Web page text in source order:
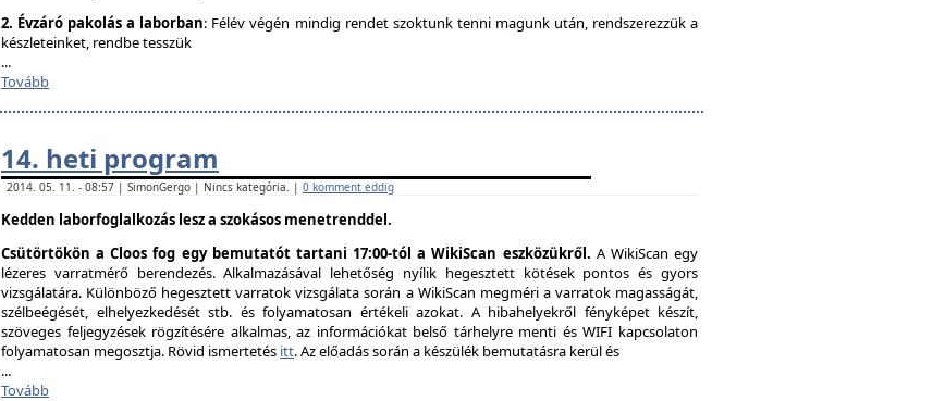
2. Évzáró pakolás a laborban: Félév végén mindig rendet szoktunk tenni magunk után, rendszerezzük a
készleteinket, rendbe tesszük
...
Tovább
14. heti program
2014. 05. 11. - 08:57 | SimonGergo | Nincs kategória. | 0 komment eddig
Kedden laborfoglalkozás lesz a szokásos menetrenddel.
Csütörtökön a Cloos fog egy bemutatót tartani 17:00-tól a WikiScan eszközükről. A WikiScan egy
lézeres varratmérő berendezés. Alkalmazásával lehetőség nyílik hegesztett kötések pontos és gyors
vizsgálatára. Különböző hegesztett varratok vizsgálata során a WikiScan megméri a varratok magasságát,
szélbeégését, elhelyezkedését stb. és folyamatosan értékeli azokat. A hibahelyekről fényképet készít,
szöveges feljegyzések rögzítésére alkalmas, az információkat belső tárhelyre menti és WIFI kapcsolaton
folyamatosan megosztja. Rövid ismertetés itt. Az előadás során a készülék bemutatásra kerül és
...
Tovább